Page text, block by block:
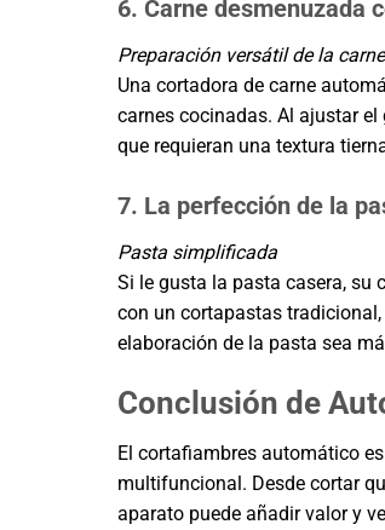
6. Carne desmenuzada
Preparación versátil de la carne
Una cortadora de carne
carnes cocinadas. Al ajustar
que requieran una textura
7. La perfección de la
Pasta simplificada
Si le gusta la pasta casera, su
con un cortapastas
elaboración de la pasta sea
Conclusión de
El cortafiambres automático
multifuncional. Desde cortar
aparato puede añadir valor y